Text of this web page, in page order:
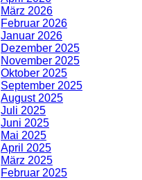
März 2026
Februar 2026
Januar 2026
Dezember 2025
November 2025
Oktober 2025
September 2025
August 2025
Juli 2025
Juni 2025
Mai 2025
April 2025
März 2025
Februar 2025